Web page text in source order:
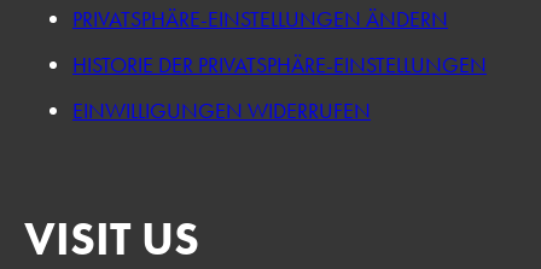
PRIVATSPHÄRE-EINSTELLUNGEN ÄNDERN
HISTORIE DER PRIVATSPHÄRE-EINSTELLUNGEN
EINWILLIGUNGEN WIDERRUFEN
VISIT US